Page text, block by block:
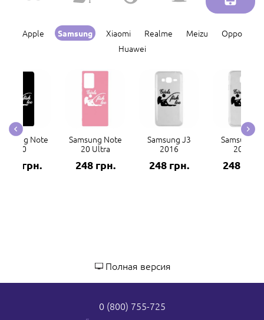
Apple Samsung Xiaomi Realme Meizu
Oppo
Huawei
Note
20
248 грн.
Samsung Note
20 Ultra
248 грн.
Samsung J3
2016
248 грн.
Samsung J3
2017
248 грн.
Полная версия
0 (800) 755-725